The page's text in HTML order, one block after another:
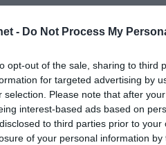
- Do Not Process My
opt-out of the sale, sharing to third
for targeted advertising by
selection. Please note that after
interest-based ads based on
to third parties prior to
of your personal information
nem találkozhattunk
helyiektől
Dominik videóját!